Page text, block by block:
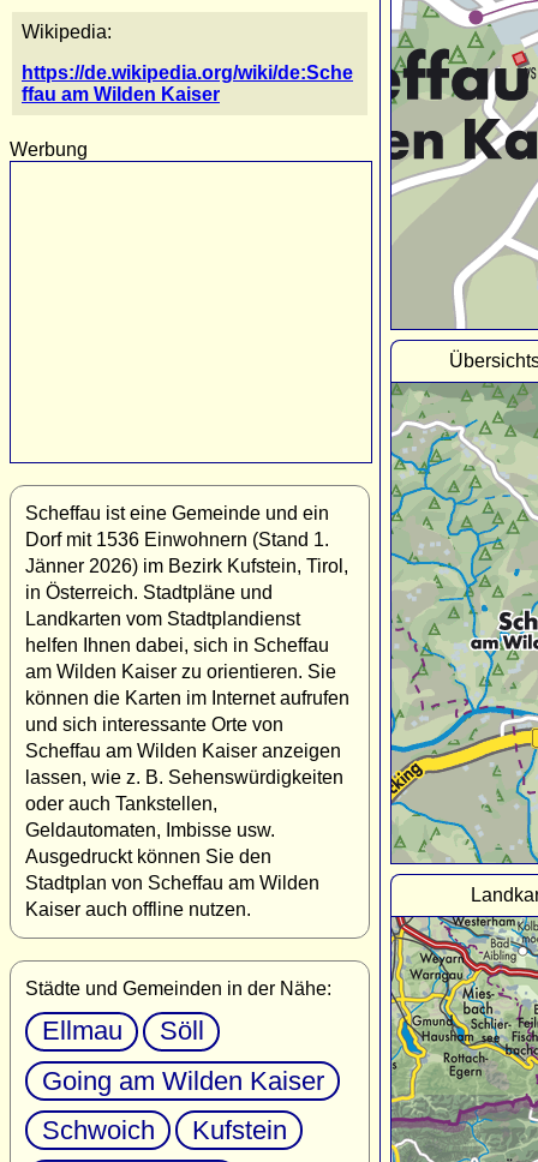
Wikipedia:
https://de.wikipedia.org/wiki/de:Sche
ffau am Wilden Kaiser
Werbung
Scheffau ist eine Gemeinde und ein
Dorf mit 1536 Einwohnern (Stand 1.
Jänner 2026) im Bezirk Kufstein, Tirol,
in Österreich. Stadtpläne und
Landkarten vom Stadtplandienst
helfen Ihnen dabei, sich in Scheffau
am Wilden Kaiser zu orientieren. Sie
können die Karten im Internet aufrufen
und sich interessante Orte von
Scheffau am Wilden Kaiser anzeigen
lassen, wie z. B. Sehenswürdigkeiten
oder auch Tankstellen,
Geldautomaten, Imbisse usw.
Ausgedruckt können Sie den
Stadtplan von Scheffau am Wilden
Kaiser auch offline nutzen.
Städte und Gemeinden in der Nähe:
Ellmau
Söll
Going am Wilden Kaiser
Schwoich
Kufstein